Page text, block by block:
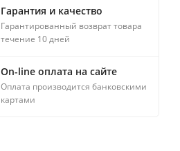
Гарантия и качество
Гарантированный возврат товара
течение 10 дней
On-line оплата на сайте
Оплата производится банковскими
картами